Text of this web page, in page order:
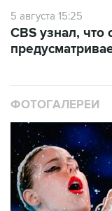
5 августа 15:25
CBS узнал,
ФОТОГАЛЕРЕИ